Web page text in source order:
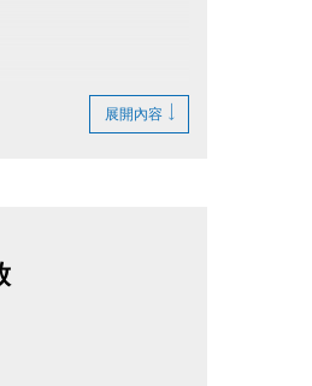
展開內容